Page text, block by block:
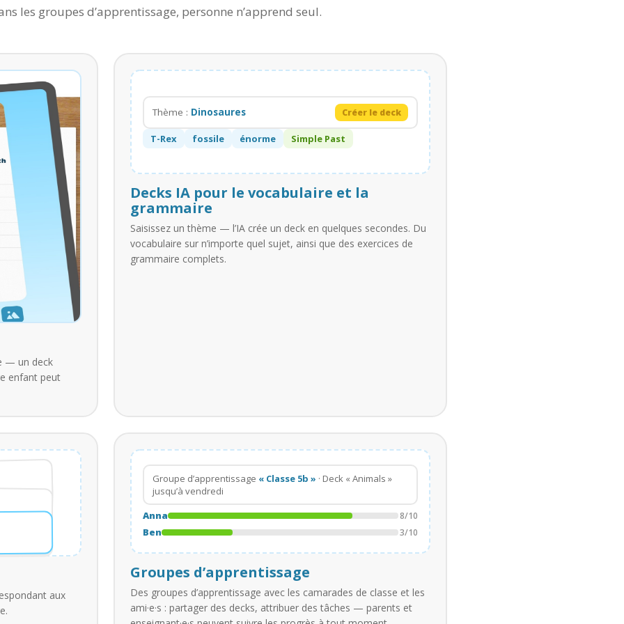
les groupes d’apprentissage, personne n’apprend seul.
— un deck
enfant peut
Thème : Dinosaures Créer le deck
T-Rex fossile énorme Simple Past
Decks IA pour le vocabulaire et la
grammaire
Saisissez un thème — l’IA crée un deck en quelques secondes. Du
vocabulaire sur n’importe quel sujet, ainsi que des exercices de
grammaire complets.
aux
Groupe d’apprentissage « Classe 5b » · Deck « Animals »
jusqu’à vendredi
Anna
8/10
Ben 3/10
Groupes d’apprentissage
Des groupes d’apprentissage avec les camarades de classe et les
ami·e·s : partager des decks, attribuer des tâches — parents et